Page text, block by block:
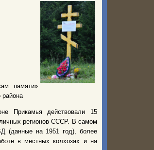
памяти»
района
Прикамья действовали 15
регионов СССР. В самом
(данные на 1951 год), более
в местных колхозах и на